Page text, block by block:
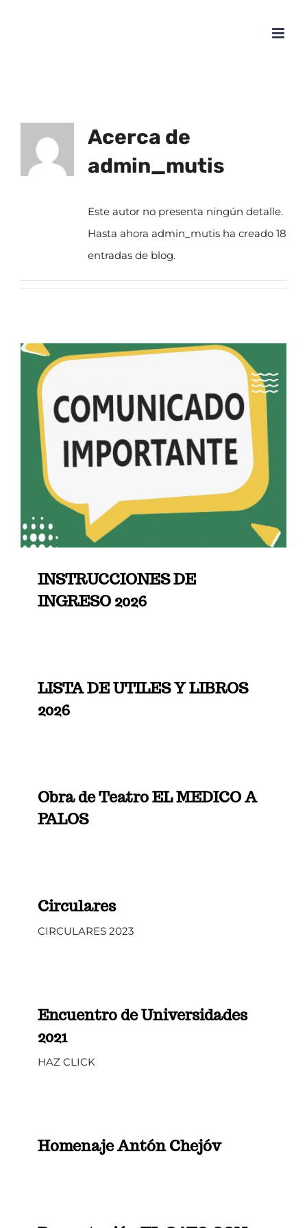
Acerca de
admin_mutis
Este autor no presenta ningún detalle.
Hasta ahora admin_mutis ha creado 18
entradas de blog.
INSTRUCCIONES DE
INGRESO 2026
LISTA DE UTILES Y LIBROS
2026
Obra de Teatro EL MEDICO A
PALOS
Circulares
CIRCULARES 2023
Encuentro de Universidades
2021
HAZ CLICK
Homenaje Antón Chejóv